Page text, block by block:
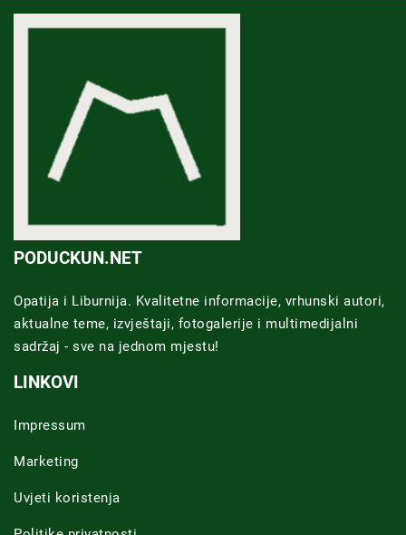
PODUCKUN.NET
Opatija i Liburnija. Kvalitetne informacije, vrhunski autori,
aktualne teme, izvještaji, fotogalerije i multimedijalni
sadržaj - sve na jednom mjestu!
LINKOVI
Impressum
Marketing
Uvjeti koristenja